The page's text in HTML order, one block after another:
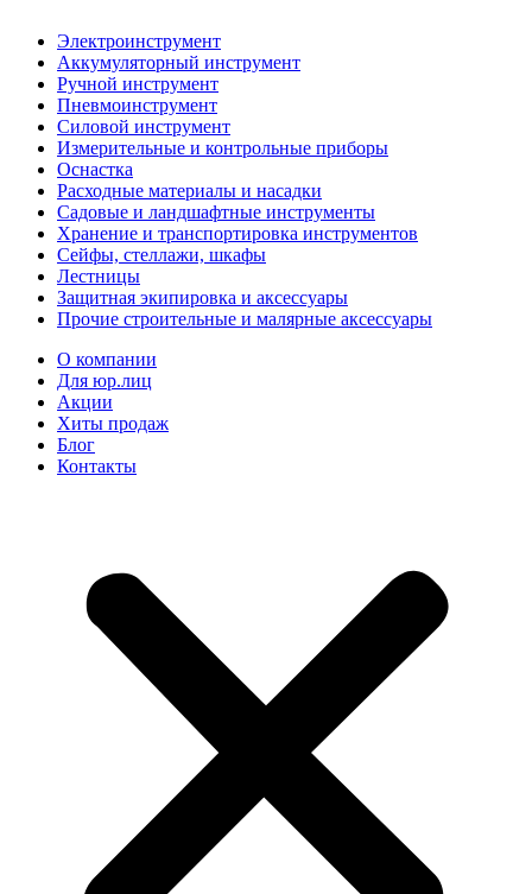
Электроинструмент
Аккумуляторный инструмент
Ручной инструмент
Пневмоинструмент
Силовой инструмент
Измерительные и контрольные приборы
Оснастка
Расходные материалы и насадки
Садовые и ландшафтные инструменты
Хранение и транспортировка инструментов
Сейфы, стеллажи, шкафы
Лестницы
Защитная экипировка и аксессуары
Прочие строительные и малярные аксессуары
О компании
Для юр.лиц
Акции
Хиты продаж
Блог
Контакты